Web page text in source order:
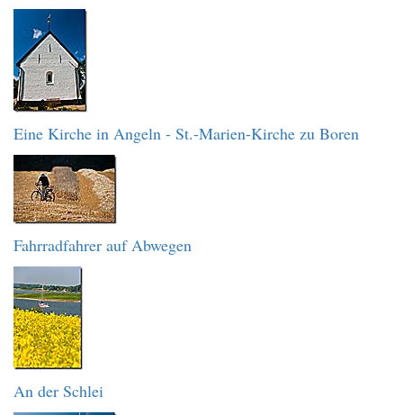
Eine Kirche in Angeln - St.-Marien-Kirche zu Boren
Fahrradfahrer auf Abwegen
An der Schlei